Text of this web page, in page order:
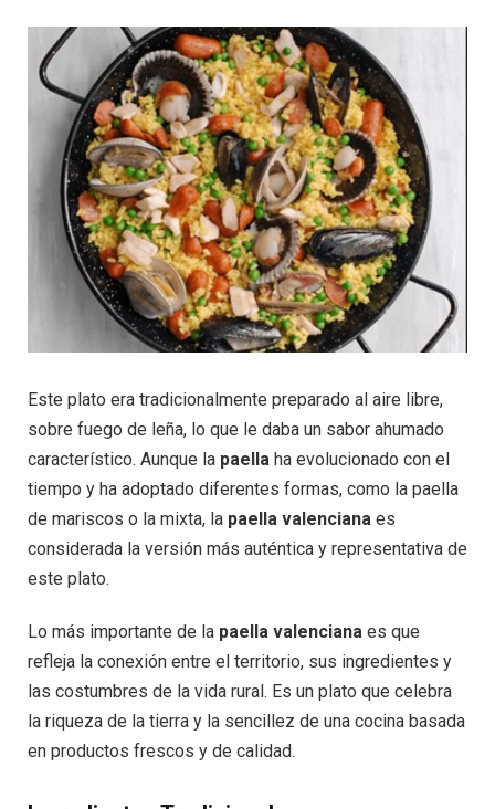
Este plato era tradicionalmente preparado al aire libre,
sobre fuego de leña, lo que le daba un sabor ahumado
característico. Aunque la paella ha evolucionado con el
tiempo y ha adoptado diferentes formas, como la paella
de mariscos o la mixta, la paella valenciana es
considerada la versión más auténtica y representativa de
este plato.
Lo más importante de la paella valenciana es que
refleja la conexión entre el territorio, sus ingredientes y
las costumbres de la vida rural. Es un plato que celebra
la riqueza de la tierra y la sencillez de una cocina basada
en productos frescos y de calidad.